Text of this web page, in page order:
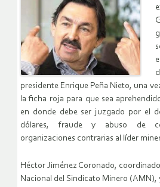
presidente Enrique Peña Nieto, una
la ficha roja para que sea
en donde debe ser juzgado por el
dólares, fraude y abuso de
organizaciones contrarias al líder
Héctor Jiménez Coronado,
Nacional del Sindicato Minero (AMN),